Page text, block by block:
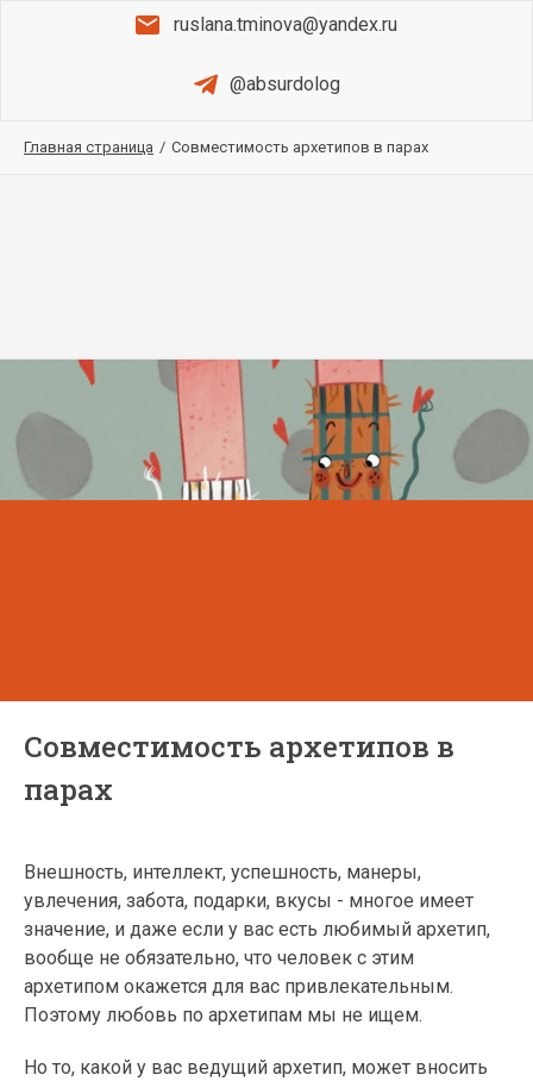
ruslana.tminova@yandex.ru
@absurdolog
Главная страница / Совместимость архетипов в парах
Совместимость архетипов в
парах
Внешность, интеллект, успешность, манеры,
увлечения, забота, подарки, вкусы - многое имеет
значение, и даже если у вас есть любимый архетип,
вообще не обязательно, что человек с этим
архетипом окажется для вас привлекательным.
Поэтому любовь по архетипам мы не ищем.
Но то, какой у вас ведущий архетип, может вносить